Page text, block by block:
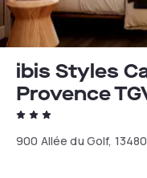
ibis Styles
Provence
900 Allée du Golf,